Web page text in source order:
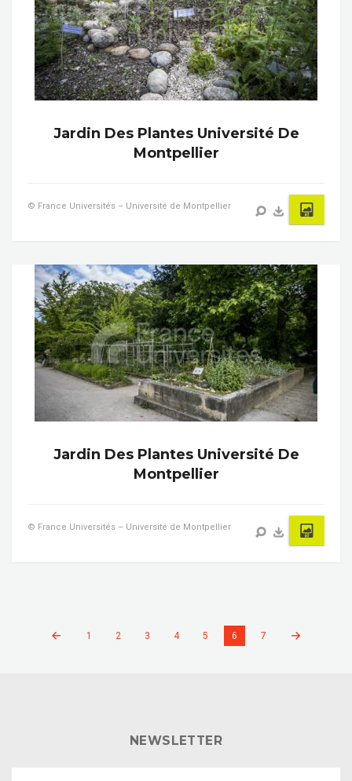
Jardin Des Plantes Université De
Montpellier
© France Universités – Université de Montpellier
Jardin Des Plantes Université De
Montpellier
© France Universités – Université de Montpellier
1 2 3 4 5 6 7
NEWSLETTER